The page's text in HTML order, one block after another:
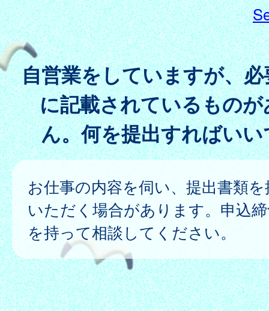
自営業をしていますが、
に記載されているもの
ん。何を提出すればい
お仕事の内容を伺い、提出書類
いただく場合があります。申込
を持って相談してください。